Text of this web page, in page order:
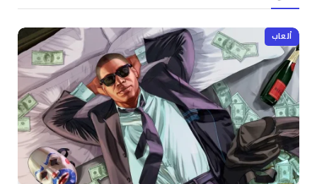
ألعاب